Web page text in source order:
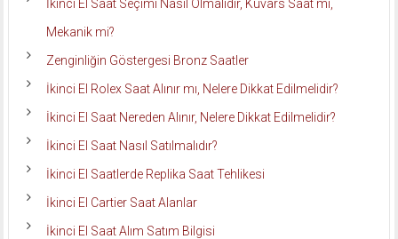
İkinci El Saat Seçimi Nasıl Olmalıdır, Kuvars Saat mi,
Mekanik mi?
Zenginliğin Göstergesi Bronz Saatler
İkinci El Rolex Saat Alınır mı, Nelere Dikkat Edilmelidir?
İkinci El Saat Nereden Alınır, Nelere Dikkat Edilmelidir?
İkinci El Saat Nasıl Satılmalıdır?
İkinci El Saatlerde Replika Saat Tehlikesi
İkinci El Cartier Saat Alanlar
İkinci El Saat Alım Satım Bilgisi